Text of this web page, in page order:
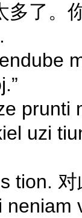
多了。
prunti
uzi
tion.